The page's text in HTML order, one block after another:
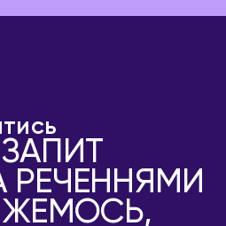
РЕЧЕННЯМИ